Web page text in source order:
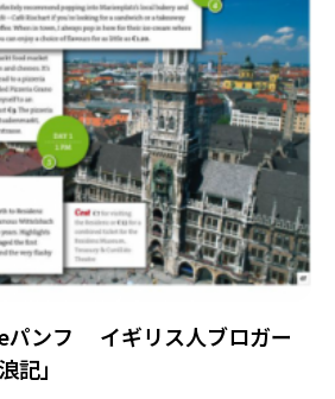
パンフ イギリス人ブロガー
記」